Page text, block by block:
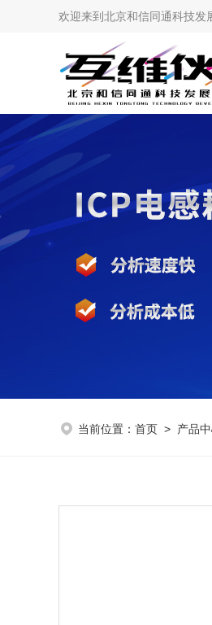
欢迎来到 北京和信同通科技发
当前位置： 首页 > 产品